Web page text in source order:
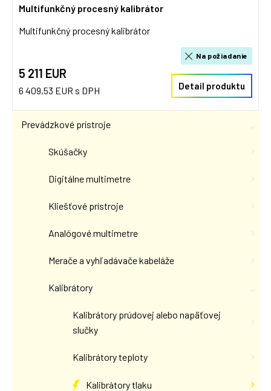
Prevádzkové prístroje
Skúšačky
Digitálne multimetre
Kliešťové prístroje
Analógové multimetre
Merače a vyhľadávače kabeláže
Kalibrátory
Kalibrátory prúdovej alebo napäťovej
slučky
Kalibrátory teploty
Kalibrátory tlaku
Multifunkčný procesný kalibrátor
Multifunkčný procesný kalibrátor
5 211 EUR
6 409,53 EUR s DPH
Na požiadanie
Detail produktu